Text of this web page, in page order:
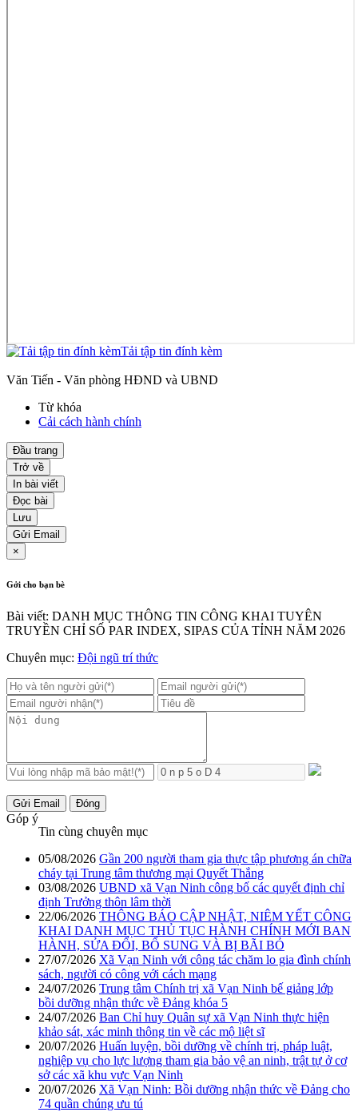
Tải tập tin đính kèm
Văn Tiến - Văn phòng HĐND và UBND
Từ khóa
Cải cách hành chính
Đầu trang
Trở về
In bài viết
Đọc bài
Lưu
Gửi Email
×
Gởi cho bạn bè
Bài viết: DANH MỤC THÔNG TIN CÔNG KHAI TUYÊN
TRUYỀN CHỈ SỐ PAR INDEX, SIPAS CỦA TỈNH NĂM 2026
Chuyên mục: Đội ngũ trí thức
Gửi Email Đóng
Góp ý
Tin cùng chuyên mục
05/08/2026 Gần 200 người tham gia thực tập phương án chữa
cháy tại Trung tâm thương mại Quyết Thắng
03/08/2026 UBND xã Vạn Ninh công bố các quyết định chỉ
định Trưởng thôn lâm thời
22/06/2026 THÔNG BÁO CẬP NHẬT, NIÊM YẾT CÔNG
KHAI DANH MỤC THỦ TỤC HÀNH CHÍNH MỚI BAN
HÀNH, SỬA ĐỔI, BỔ SUNG VÀ BỊ BÃI BỎ
27/07/2026 Xã Vạn Ninh với công tác chăm lo gia đình chính
sách, người có công với cách mạng
24/07/2026 Trung tâm Chính trị xã Vạn Ninh bế giảng lớp
bồi dưỡng nhận thức về Đảng khóa 5
24/07/2026 Ban Chỉ huy Quân sự xã Vạn Ninh thực hiện
khảo sát, xác minh thông tin về các mộ liệt sĩ
20/07/2026 Huấn luyện, bồi dưỡng về chính trị, pháp luật,
nghiệp vụ cho lực lượng tham gia bảo vệ an ninh, trật tự ở cơ
sở các xã khu vực Vạn Ninh
20/07/2026 Xã Vạn Ninh: Bồi dưỡng nhận thức về Đảng cho
74 quần chúng ưu tú